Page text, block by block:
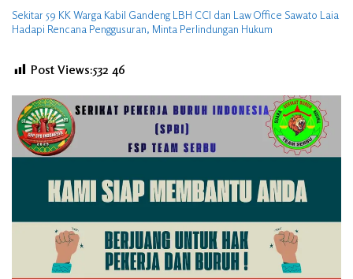
Sekitar 59 KK Warga Kabil Gandeng LBH CCI dan Law Office Sawato Laia
Hadapi Rencana Penggusuran, Minta Perlindungan Hukum
Post Views:532 46